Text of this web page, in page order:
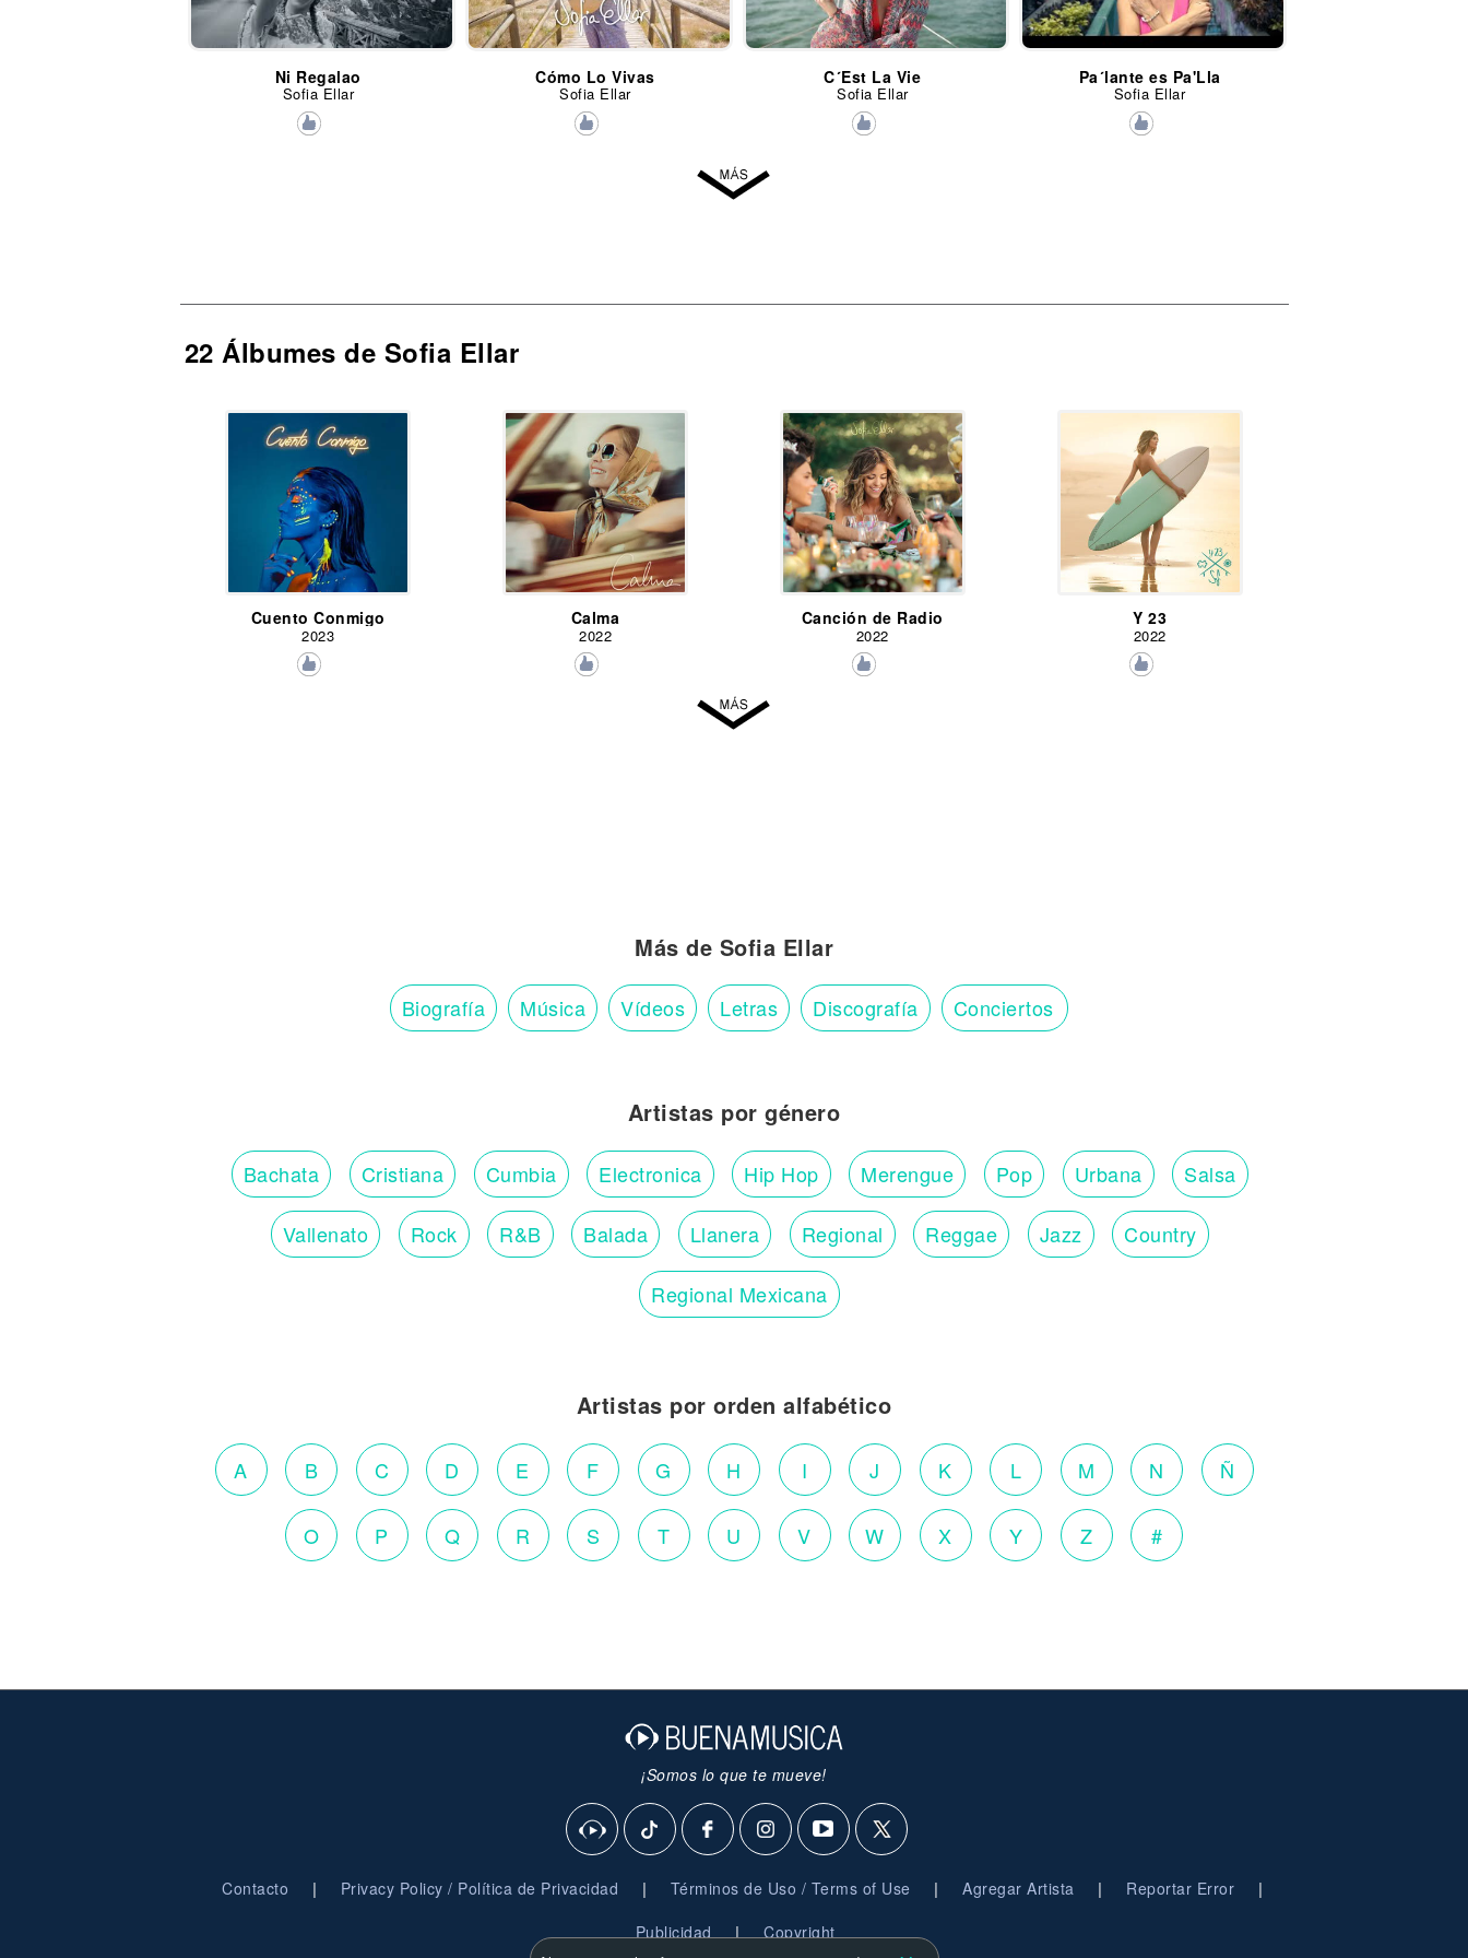
Ni Regalao
Sofia Ellar
Cómo Lo Vivas
Sofia Ellar
C´Est La Vie
Sofia Ellar
Pa´lante es Pa'Lla
Sofia Ellar
22 Álbumes de Sofia Ellar
Cuento Conmigo
2023
Calma
2022
Canción de Radio
2022
Y 23
2022
Más de Sofia Ellar
Biografía Música Vídeos Letras Discografía Conciertos
Artistas por género
Bachata Cristiana Cumbia Electronica Hip Hop Merengue Pop Urbana Salsa
Vallenato Rock R&B Balada Llanera Regional Reggae Jazz Country
Regional Mexicana
Artistas por orden alfabético
A B C D E F G H I J K L M N Ñ
O P Q R S T U V W X Y Z #
¡Somos lo que te mueve!
Contacto | Privacy Policy / Política de Privacidad | Términos de Uso / Terms of Use | Agregar Artista | Reportar Error |
Publicidad | Copyright